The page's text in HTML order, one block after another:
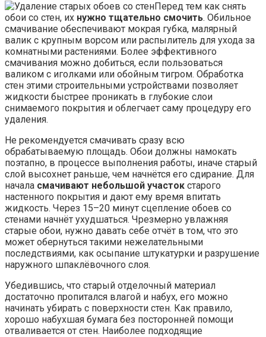
Перед тем как снять
обои со стен, их нужно тщательно смочить. Обильное
смачивание обеспечивают мокрая губка, малярный
валик с крупным ворсом или распылитель для ухода за
комнатными растениями. Более эффективного
смачивания можно добиться, если пользоваться
валиком с иголками или обойным тигром. Обработка
стен этими строительными устройствами позволяет
жидкости быстрее проникать в глубокие слои
снимаемого покрытия и облегчает саму процедуру его
удаления.
Не рекомендуется смачивать сразу всю
обрабатываемую площадь. Обои должны намокать
поэтапно, в процессе выполнения работы, иначе старый
слой высохнет раньше, чем начнётся его сдирание. Для
начала смачивают небольшой участок старого
настенного покрытия и дают ему время впитать
жидкость. Через 15–20 минут сцепление обоев со
стенами начнёт ухудшаться. Чрезмерно увлажняя
старые обои, нужно давать себе отчёт в том, что это
может обернуться такими нежелательными
последствиями, как осыпание штукатурки и разрушение
наружного шпаклёвочного слоя.
Убедившись, что старый отделочный материал
достаточно пропитался влагой и набух, его можно
начинать убирать с поверхности стен. Как правило,
хорошо набухшая бумага без посторонней помощи
отваливается от стен. Наиболее подходящие